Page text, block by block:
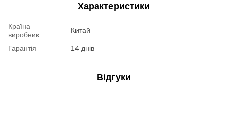
Характеристики
Країна
виробник
Китай
Гарантія 14 днів
Відгуки